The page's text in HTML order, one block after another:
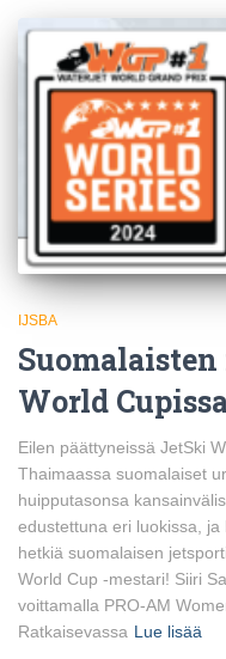
IJSBA
World
Eilen päättyneissä JetSki
Thaimaassa suomalaiset
huipputasonsa
edustettuna eri luokissa,
hetkiä suomalaisen
World Cup -mestari! Siiri
voittamalla PRO-AM
Ratkaisevassa Lue lisää